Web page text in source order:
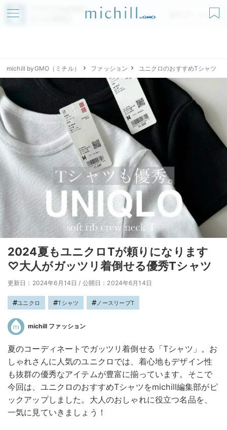
アプリでmichillが
無料ダウンロード
michill byGMO（ミチル） ファッション ユニクロのおすすめTシャツ
2024夏もユニクロTが頼りになります
♡大人がガッツリ着倒せる優秀Tシャツ
更新日：2024年6月14日 / 公開日：2024年6月14日
ユニクロ Tシャツ ノースリーブT
michill ファッション
夏のコーディネートでガッツリ着倒せる「Tシャツ」。お
しゃれさんに人気のユニクロでは、着心地もデザイン性
も抜群の優秀なアイテムが豊富に揃っています。そこで
今回は、ユニクロのおすすめTシャツをmichill編集部がピ
ックアップしました。大人のおしゃれに役立つ名品を、
一気に見ていきましょう！